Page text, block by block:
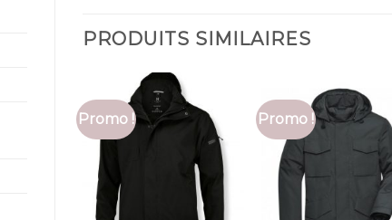
PRODUITS SIMILAIRES
Promo ! Promo !